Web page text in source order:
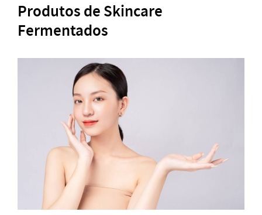
Produtos de Skincare
Fermentados